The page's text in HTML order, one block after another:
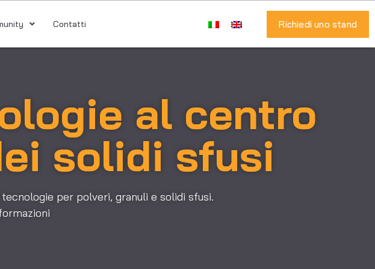
Contatti Richiedi uno stand
al centro
solidi sfusi
per polveri, granuli e solidi sfusi.